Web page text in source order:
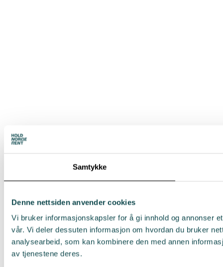
Samtykke
Denne nettsiden anvender cookies
Vi bruker informasjonskapsler for å gi innhold og annonser
vår. Vi deler dessuten informasjon om hvordan du bruker
analysearbeid, som kan kombinere den med annen
av tjenestene deres.